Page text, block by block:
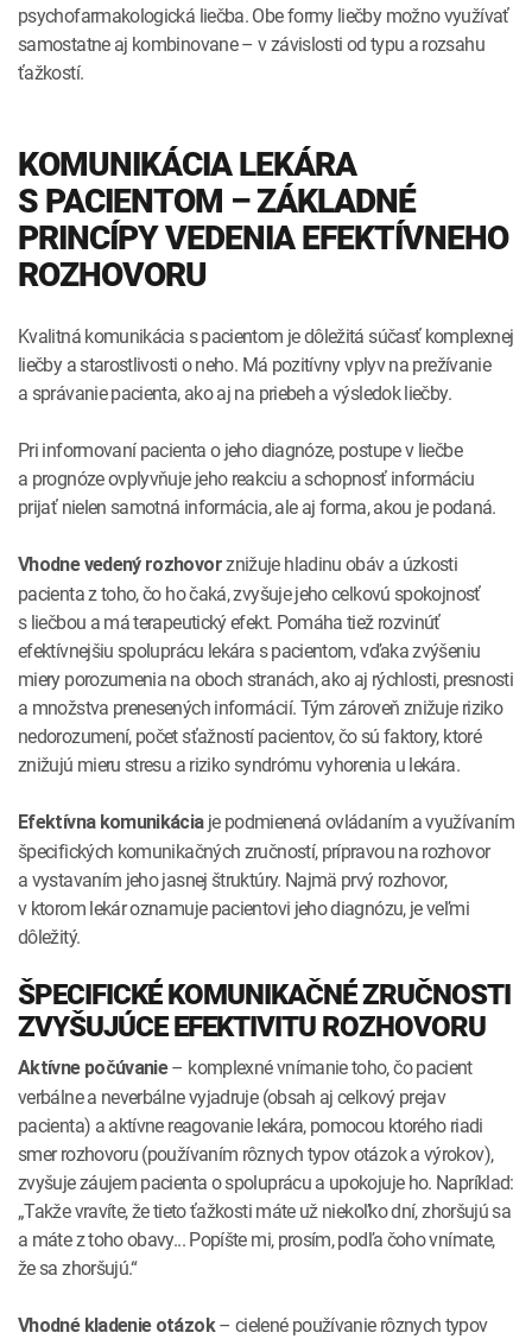
psychofarmakologická liečba. Obe formy liečby možno využívať
samostatne aj kombinovane – v závislosti od typu a rozsahu
ťažkostí.
KOMUNIKÁCIA LEKÁRA
S PACIENTOM – ZÁKLADNÉ
PRINCÍPY VEDENIA EFEKTÍVNEHO
ROZHOVORU
Kvalitná komunikácia s pacientom je dôležitá súčasť komplexnej
liečby a starostlivosti o neho. Má pozitívny vplyv na prežívanie
a správanie pacienta, ako aj na priebeh a výsledok liečby.
Pri informovaní pacienta o jeho diagnóze, postupe v liečbe
a prognóze ovplyvňuje jeho reakciu a schopnosť informáciu
prijať nielen samotná informácia, ale aj forma, akou je podaná.
Vhodne vedený rozhovorznižuje hladinu obáv a úzkosti
pacienta z toho, čo ho čaká, zvyšuje jeho celkovú spokojnosť
s liečbou a má terapeutický efekt. Pomáha tiež rozvinúť
efektívnejšiu spoluprácu lekára s pacientom, vďaka zvýšeniu
miery porozumenia na oboch stranách, ako aj rýchlosti, presnosti
a množstva prenesených informácií. Tým zároveň znižuje riziko
nedorozumení, počet sťažností pacientov, čo sú faktory, ktoré
znižujú mieru stresu a riziko syndrómu vyhorenia u lekára.
Efektívna komunikácia je podmienená ovládaním a využívaním
špecifických komunikačných zručností, prípravou na rozhovor
a vystavaním jeho jasnej štruktúry. Najmä prvý rozhovor,
v ktorom lekár oznamuje pacientovi jeho diagnózu, je veľmi
dôležitý.
ŠPECIFICKÉ KOMUNIKAČNÉ ZRUČNOSTI
ZVYŠUJÚCE EFEKTIVITU ROZHOVORU
Aktívne počúvanie– komplexné vnímanie toho, čo pacient
verbálne a neverbálne vyjadruje (obsah aj celkový prejav
pacienta) a aktívne reagovanie lekára, pomocou ktorého riadi
smer rozhovoru (používaním rôznych typov otázok a výrokov),
zvyšuje záujem pacienta o spoluprácu a upokojuje ho. Napríklad:
„Takže vravíte, že tieto ťažkosti máte už niekoľko dní, zhoršujú sa
a máte z toho obavy... Popíšte mi, prosím, podľa čoho vnímate,
že sa zhoršujú.“
Vhodné kladenie otázok– cielené používanie rôznych typov